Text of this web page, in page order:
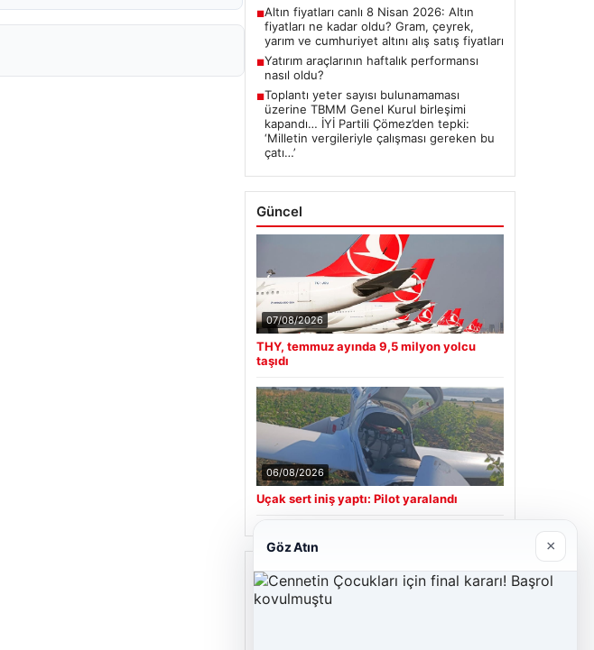
■Altın fiyatları canlı 8 Nisan 2026: Altın
fiyatları ne kadar oldu? Gram, çeyrek,
yarım ve cumhuriyet altını alış satış fiyatları
■Yatırım araçlarının haftalık performansı
nasıl oldu?
■Toplantı yeter sayısı bulunamaması
üzerine TBMM Genel Kurul birleşimi
kapandı… İYİ Partili Çömez’den tepki:
‘Milletin vergileriyle çalışması gereken bu
çatı…’
Güncel
07/08/2026
THY, temmuz ayında 9,5 milyon yolcu
taşıdı
06/08/2026
Uçak sert iniş yaptı: Pilot yaralandı
Son Eklenen Firmalar
Göz Atın ×